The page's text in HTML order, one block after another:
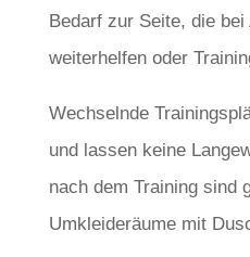
Bedarf zur Seite, die bei
weiterhelfen oder
Wechselnde
und lassen keine
nach dem Training sind
Umkleideräume mit